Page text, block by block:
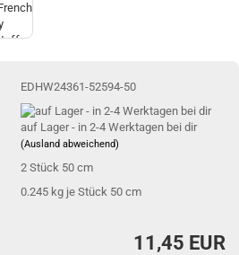
EDHW24361-52594-50
auf Lager - in 2-4 Werktagen bei dir
(Ausland abweichend)
2Stück 50 cm
0.245 kg je Stück 50 cm
11,45 EUR